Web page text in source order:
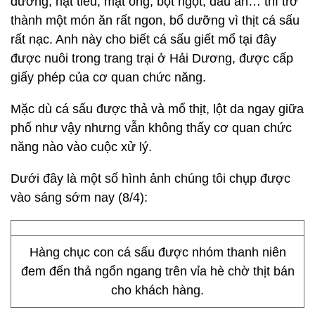
thành một món ăn rất ngon, bổ dưỡng vì thịt cá sấu
rất nạc. Anh này cho biết cá sấu giết mổ tại đây
được nuôi trong trang trại ở Hải Dương, được cấp
giấy phép của cơ quan chức năng.
Mặc dù cá sấu được thả và mổ thịt, lột da ngay giữa
phố như vậy nhưng vẫn không thấy cơ quan chức
năng nào vào cuộc xử lý.
Dưới đây là một số hình ảnh chúng tôi chụp được
vào sáng sớm nay (8/4):
Hàng chục con cá sấu được nhóm thanh niên
đem đến thả ngổn ngang trên vỉa hè chờ thịt bán
cho khách hàng.